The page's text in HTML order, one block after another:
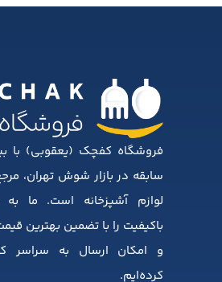
سابقه در بازار شوش تهران،
لوازم آشپزخانه است. ما
باکیفیت را با تضمین بهترین
و امکان ارسال به سراسر
کرده‌ایم.